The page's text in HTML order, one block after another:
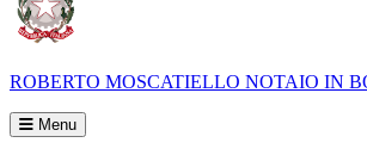
ROBERTO MOSCATIELLO NOTAIO IN
Menu